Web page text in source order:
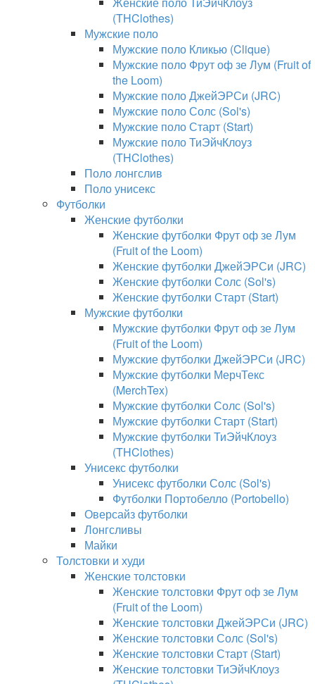
(THClothes)
Мужские поло
Мужские поло Кликью (Clique)
Мужские поло Фрут оф зе Лум (Fruit of
the Loom)
Мужские поло ДжейЭРСи (JRC)
Мужские поло Солс (Sol's)
Мужские поло Старт (Start)
Мужские поло ТиЭйчКлоуз
(THClothes)
Поло лонгслив
Поло унисекс
Футболки
Женские футболки
Женские футболки Фрут оф зе Лум
(Fruit of the Loom)
Женские футболки ДжейЭРСи (JRC)
Женские футболки Солс (Sol's)
Женские футболки Старт (Start)
Мужские футболки
Мужские футболки Фрут оф зе Лум
(Fruit of the Loom)
Мужские футболки ДжейЭРСи (JRC)
Мужские футболки МерчТекс
(MerchTex)
Мужские футболки Солс (Sol's)
Мужские футболки Старт (Start)
Мужские футболки ТиЭйчКлоуз
(THClothes)
Унисекс футболки
Унисекс футболки Солс (Sol's)
Футболки Портобелло (Portobello)
Оверсайз футболки
Лонгсливы
Майки
Толстовки и худи
Женские толстовки
Женские толстовки Фрут оф зе Лум
(Fruit of the Loom)
Женские толстовки ДжейЭРСи (JRC)
Женские толстовки Солс (Sol's)
Женские толстовки Старт (Start)
Женские толстовки ТиЭйчКлоуз